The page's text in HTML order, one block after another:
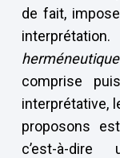
de fait,
herméneutique
comprise
interprétative,
proposons est
c’est-à-